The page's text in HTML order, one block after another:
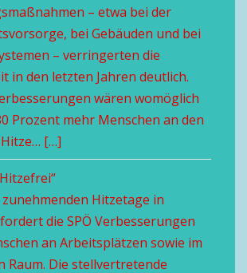
– etwa bei der
bei Gebäuden und bei
– verringerten die
in den letzten Jahren deutlich.
wären womöglich
Prozent mehr Menschen an den
[…]
Hitzetage in
die SPÖ Verbesserungen
an Arbeitsplätzen sowie im
Raum. Die stellvertretende